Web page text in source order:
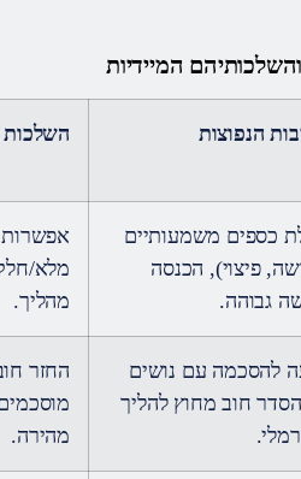
המיידיות
הנפוצות השלכות
כספים משמעותיים
פיצוי), הכנסה
גבוהה.
אפשרות
מלא/
מהליך.
להסכמה עם נושים
חוב מחוץ להליך
החזר
מהירה.